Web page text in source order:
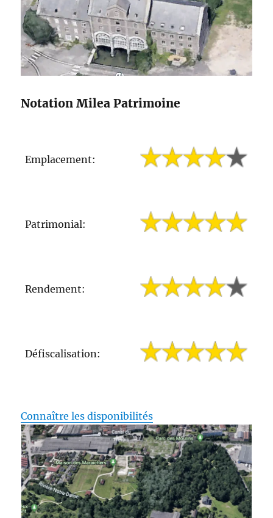
Notation Milea Patrimoine
Emplacement:
Patrimonial:
Rendement:
Défiscalisation:
Connaître les disponibilités